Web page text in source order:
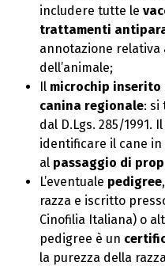
includere tutte le
trattamenti
annotazione relativa
dell’animale;
Il microchip inserito
canina regionale: si
dal D.Lgs. 285/1991.
identificare il cane
al passaggio di
L’eventuale pedigree
razza e iscritto
Cinofilia Italiana) o
pedigree è un
la purezza della